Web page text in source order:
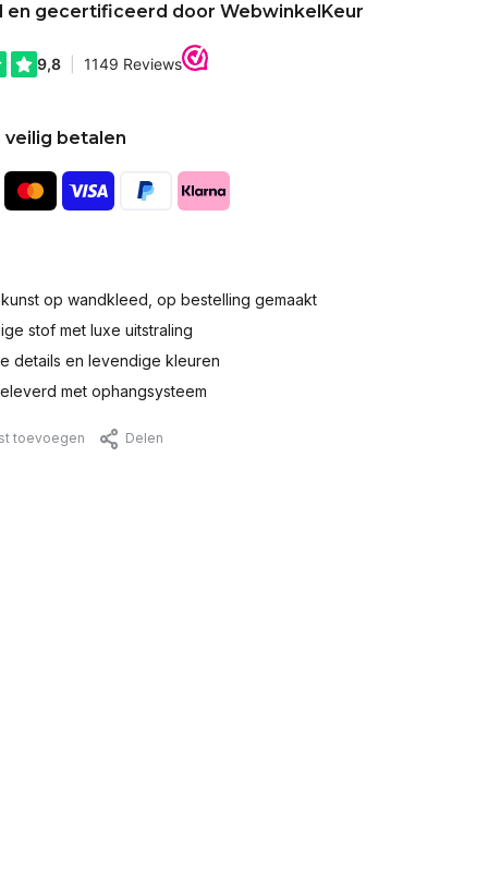
en gecertificeerd door WebwinkelKeur
veilig betalen
op wandkleed, op bestelling gemaakt
stof met luxe uitstraling
details en levendige kleuren
met ophangsysteem
toevoegen Delen